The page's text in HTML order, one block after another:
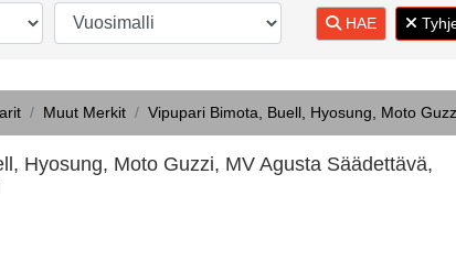
HAE
Muut Merkit Vipupari Bimota, Buell, Hyosung, Moto
Hyosung, Moto Guzzi, MV Agusta Säädettävä,